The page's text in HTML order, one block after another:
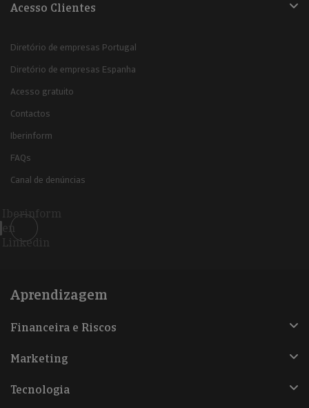
Acesso Clientes
Diretório de empresas Portugal
Diretório de empresas Espanha
Acesso gratuito
Contactos
Iberinform
FAQs
Canal de denúncias
Iberinform
en
Linkedin
Aprendizagem
Financeira e Riscos
Marketing
Tecnologia